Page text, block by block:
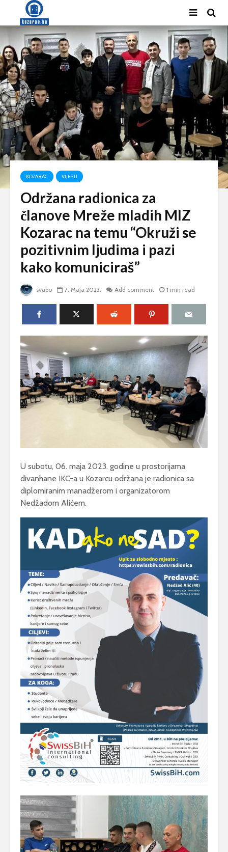
KOZARAC VIJESTI
Održana radionica za
članove Mreže mladih MIZ
Kozarac na temu “Okruži se
pozitivnim ljudima i pazi
kako komuniciraš”
svabo 7. Maja 2023. Add comment 1 min read
U subotu, 06. maja 2023. godine u prostorijama
divanhane IKC-a u Kozarcu održana je radionica sa
diplomiranim manadžerom i organizatorom
Nedžadom Alićem.